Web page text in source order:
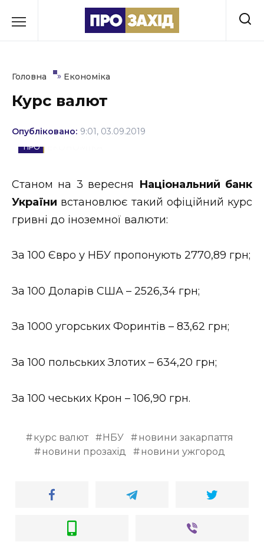
до
Політика
Соціум
Спорт
Втрачений Ужгород (відеоверсія)
НОВИНИ ЗАХІДНОЇ УКРАЇНИ
ФОТО
Головна » Економіка
Курс валют
Опубліковано: 9:01, 03.09.2019
Станом на 3 вересня Національний банк
України встановлює такий офіційний курс
гривні до іноземної валюти:
За 100 Євро у НБУ пропонують 2770,89 грн;
За 100 Доларів США – 2526,34 грн;
За 1000 угорських Форинтів – 83,62 грн;
За 100 польських Злотих – 634,20 грн;
За 100 чеських Крон – 106,90 грн.
курс валют НБУ
новини закарпаття
новини прозахід
новини ужгород